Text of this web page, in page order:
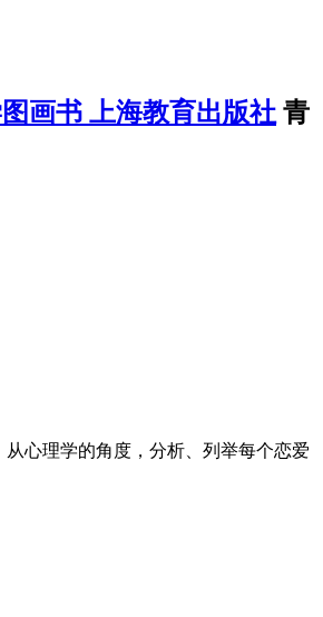
画书 上海教育出版社 青
心理学的角度，分析、列举每个恋爱